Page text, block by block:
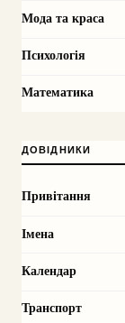
Мода та краса
Психологія
Математика
ДОВІДНИКИ
Привітання
Імена
Календар
Транспорт